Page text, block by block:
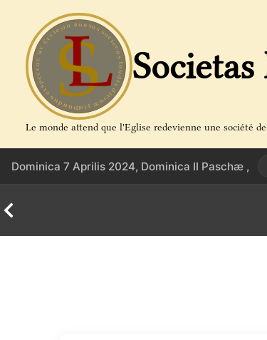
contenu
Le monde attend que l'Eglise redevienne une société
Dominica 7 Aprilis 2024, Dominica II Paschæ ,